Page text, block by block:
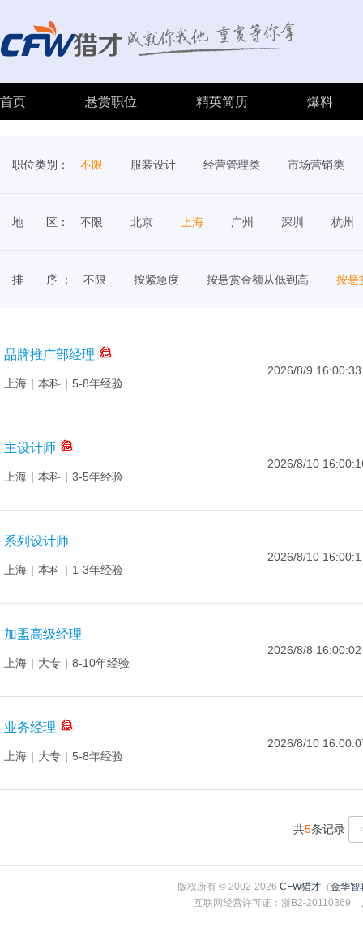
首页 悬赏职位 精英简历 爆料
职位类别： 不限 服装设计 经营管理类 市场营销类
地 区： 不限 北京 上海 广州 深圳 杭州
排 序 ： 不限 按紧急度 按悬赏金额从低到高 按悬
品牌推广部经理
上海 | 本科 | 5-8年经验
2026/8/9 16:00:33
主设计师
上海 | 本科 | 3-5年经验
2026/8/10
系列设计师
上海 | 本科 | 1-3年经验
2026/8/10
加盟高级经理
上海 | 大专 | 8-10年经验
2026/8/8 16:00:02
业务经理
上海 | 大专 | 5-8年经验
2026/8/10
共5条记录
版权所有 © 2002-2026 CFW猎才 （金华智
互联网经营许可证：浙B2-20110369